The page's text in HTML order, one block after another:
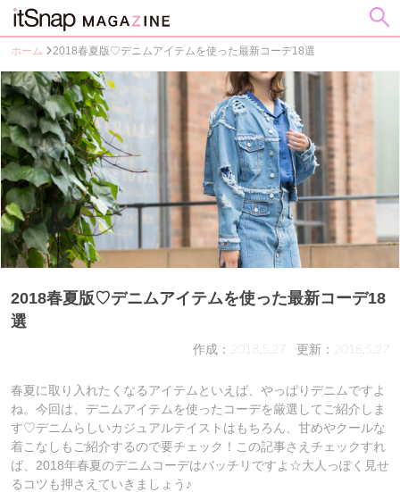
ホーム 2018春夏版♡デニムアイテムを使った最新コーデ18選
2018春夏版♡デニムアイテムを使った最新コーデ18
選
作成：2018.5.27 更新：2018.5.27
春夏に取り入れたくなるアイテムといえば、やっぱりデニムですよ
ね。今回は、デニムアイテムを使ったコーデを厳選してご紹介しま
す♡デニムらしいカジュアルテイストはもちろん、甘めやクールな
着こなしもご紹介するので要チェック！この記事さえチェックすれ
ば、2018年春夏のデニムコーデはバッチリですよ☆大人っぽく見せ
るコツも押さえていきましょう♪